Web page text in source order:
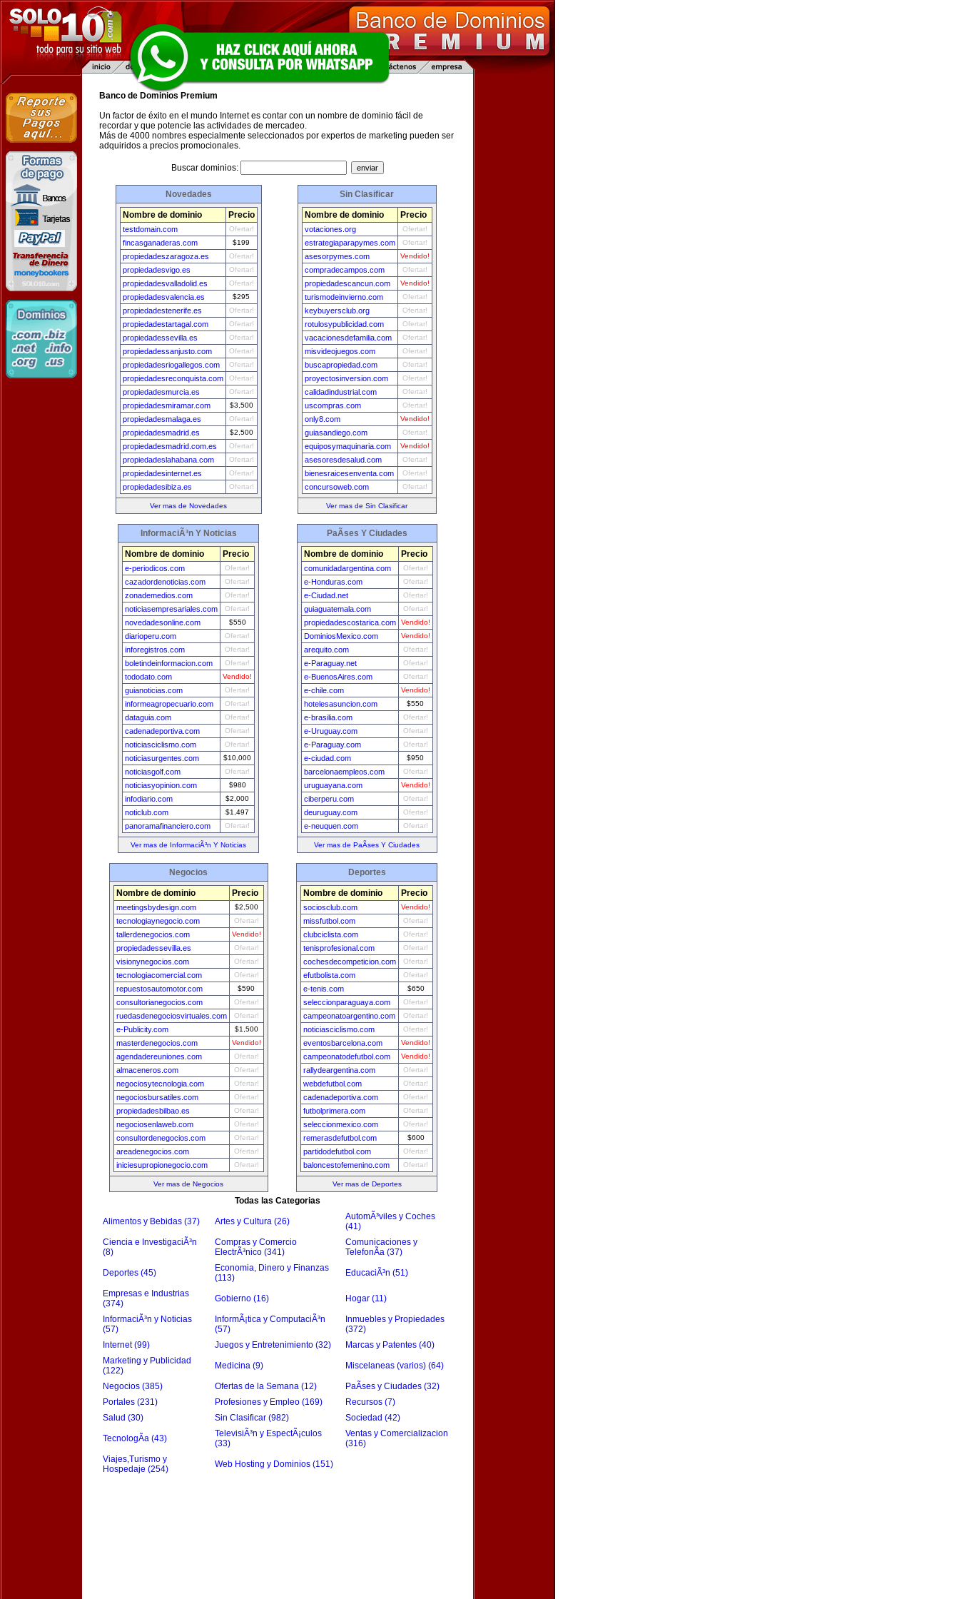
Banco de Dominios Premium
Un factor de éxito en el mundo Internet es contar con un nombre de dominio fácil de
recordar y que potencie las actividades de mercadeo.
Más de 4000 nombres especialmente seleccionados por expertos de marketing pueden ser
adquiridos a precios promocionales.
Buscar dominios:
Novedades
Nombre de dominio Precio
testdomain.com Ofertar!
fincasganaderas.com $199
propiedadeszaragoza.es Ofertar!
propiedadesvigo.es Ofertar!
propiedadesvalladolid.es Ofertar!
propiedadesvalencia.es $295
propiedadestenerife.es Ofertar!
propiedadestartagal.com Ofertar!
propiedadessevilla.es Ofertar!
propiedadessanjusto.com Ofertar!
propiedadesriogallegos.com Ofertar!
propiedadesreconquista.com Ofertar!
propiedadesmurcia.es Ofertar!
propiedadesmiramar.com $3,500
propiedadesmalaga.es Ofertar!
propiedadesmadrid.es $2,500
propiedadesmadrid.com.es Ofertar!
propiedadeslahabana.com Ofertar!
propiedadesinternet.es Ofertar!
propiedadesibiza.es Ofertar!
Ver mas de Novedades
Sin Clasificar
Nombre de dominio Precio
votaciones.org Ofertar!
estrategiaparapymes.com Ofertar!
asesorpymes.com Vendido!
compradecampos.com Ofertar!
propiedadescancun.com Vendido!
turismodeinvierno.com Ofertar!
keybuyersclub.org Ofertar!
rotulosypublicidad.com Ofertar!
vacacionesdefamilia.com Ofertar!
misvideojuegos.com Ofertar!
buscapropiedad.com Ofertar!
proyectosinversion.com Ofertar!
calidadindustrial.com Ofertar!
uscompras.com Ofertar!
only8.com Vendido!
guiasandiego.com Ofertar!
equiposymaquinaria.com Vendido!
asesoresdesalud.com Ofertar!
bienesraicesenventa.com Ofertar!
concursoweb.com Ofertar!
Ver mas de Sin Clasificar
InformaciÃ³n Y Noticias
Nombre de dominio Precio
e-periodicos.com Ofertar!
cazadordenoticias.com Ofertar!
zonademedios.com Ofertar!
noticiasempresariales.com Ofertar!
novedadesonline.com $550
diarioperu.com Ofertar!
inforegistros.com Ofertar!
boletindeinformacion.com Ofertar!
tododato.com Vendido!
guianoticias.com Ofertar!
informeagropecuario.com Ofertar!
dataguia.com Ofertar!
cadenadeportiva.com Ofertar!
noticiasciclismo.com Ofertar!
noticiasurgentes.com $10,000
noticiasgolf.com Ofertar!
noticiasyopinion.com $980
infodiario.com $2,000
noticlub.com $1,497
panoramafinanciero.com Ofertar!
Ver mas de InformaciÃ³n Y Noticias
PaÃ­ses Y Ciudades
Nombre de dominio Precio
comunidadargentina.com Ofertar!
e-Honduras.com Ofertar!
e-Ciudad.net Ofertar!
guiaguatemala.com Ofertar!
propiedadescostarica.com Vendido!
DominiosMexico.com Vendido!
arequito.com Ofertar!
e-Paraguay.net Ofertar!
e-BuenosAires.com Ofertar!
e-chile.com Vendido!
hotelesasuncion.com $550
e-brasilia.com Ofertar!
e-Uruguay.com Ofertar!
e-Paraguay.com Ofertar!
e-ciudad.com $950
barcelonaempleos.com Ofertar!
uruguayana.com Vendido!
ciberperu.com Ofertar!
deuruguay.com Ofertar!
e-neuquen.com Ofertar!
Ver mas de PaÃ­ses Y Ciudades
Negocios
Nombre de dominio Precio
meetingsbydesign.com $2,500
tecnologiaynegocio.com Ofertar!
tallerdenegocios.com Vendido!
propiedadessevilla.es Ofertar!
visionynegocios.com Ofertar!
tecnologiacomercial.com Ofertar!
repuestosautomotor.com $590
consultorianegocios.com Ofertar!
ruedasdenegociosvirtuales.com Ofertar!
e-Publicity.com $1,500
masterdenegocios.com Vendido!
agendadereuniones.com Ofertar!
almaceneros.com Ofertar!
negociosytecnologia.com Ofertar!
negociosbursatiles.com Ofertar!
propiedadesbilbao.es Ofertar!
negociosenlaweb.com Ofertar!
consultordenegocios.com Ofertar!
areadenegocios.com Ofertar!
iniciesupropionegocio.com Ofertar!
Ver mas de Negocios
Deportes
Nombre de dominio Precio
sociosclub.com Vendido!
missfutbol.com Ofertar!
clubciclista.com Ofertar!
tenisprofesional.com Ofertar!
cochesdecompeticion.com Ofertar!
efutbolista.com Ofertar!
e-tenis.com $650
seleccionparaguaya.com Ofertar!
campeonatoargentino.com Ofertar!
noticiasciclismo.com Ofertar!
eventosbarcelona.com Vendido!
campeonatodefutbol.com Vendido!
rallydeargentina.com Ofertar!
webdefutbol.com Ofertar!
cadenadeportiva.com Ofertar!
futbolprimera.com Ofertar!
seleccionmexico.com Ofertar!
remerasdefutbol.com $600
partidodefutbol.com Ofertar!
baloncestofemenino.com Ofertar!
Ver mas de Deportes
Todas las Categorias
Alimentos y Bebidas (37) Artes y Cultura (26)
AutomÃ³viles y Coches
(41)
Ciencia e InvestigaciÃ³n
(8)
Compras y Comercio
ElectrÃ³nico (341)
Comunicaciones y
TelefonÃ­a (37)
Deportes (45)
Economia, Dinero y Finanzas
(113)
EducaciÃ³n (51)
Empresas e Industrias
(374)
Gobierno (16) Hogar (11)
InformaciÃ³n y Noticias
(57)
InformÃ¡tica y ComputaciÃ³n
(57)
Inmuebles y Propiedades
(372)
Internet (99)
Juegos y Entretenimiento (32)
Marcas y Patentes (40)
Marketing y Publicidad
(122)
Medicina (9) Miscelaneas (varios) (64)
Negocios (385) Ofertas de la Semana (12)
PaÃ­ses y Ciudades (32)
Portales (231)
Profesiones y Empleo (169)
Recursos (7)
Salud (30)
Sin Clasificar (982) Sociedad (42)
TecnologÃ­a (43)
TelevisiÃ³n y EspectÃ¡culos
(33)
Ventas y Comercializacion
(316)
Viajes,Turismo y
Hospedaje (254)
Web Hosting y Dominios (151)